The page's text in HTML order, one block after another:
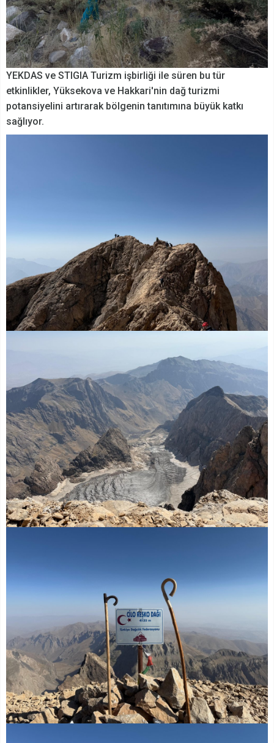
YEKDAS ve STIGIA Turizm işbirliği ile süren bu tür
etkinlikler, Yüksekova ve Hakkari'nin dağ turizmi
potansiyelini artırarak bölgenin tanıtımına büyük katkı
sağlıyor.